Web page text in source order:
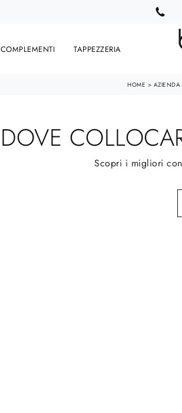
COMPLEMENTI TAPPEZZERIA
HOME > AZIENDA
DOVE
Scopri i migliori